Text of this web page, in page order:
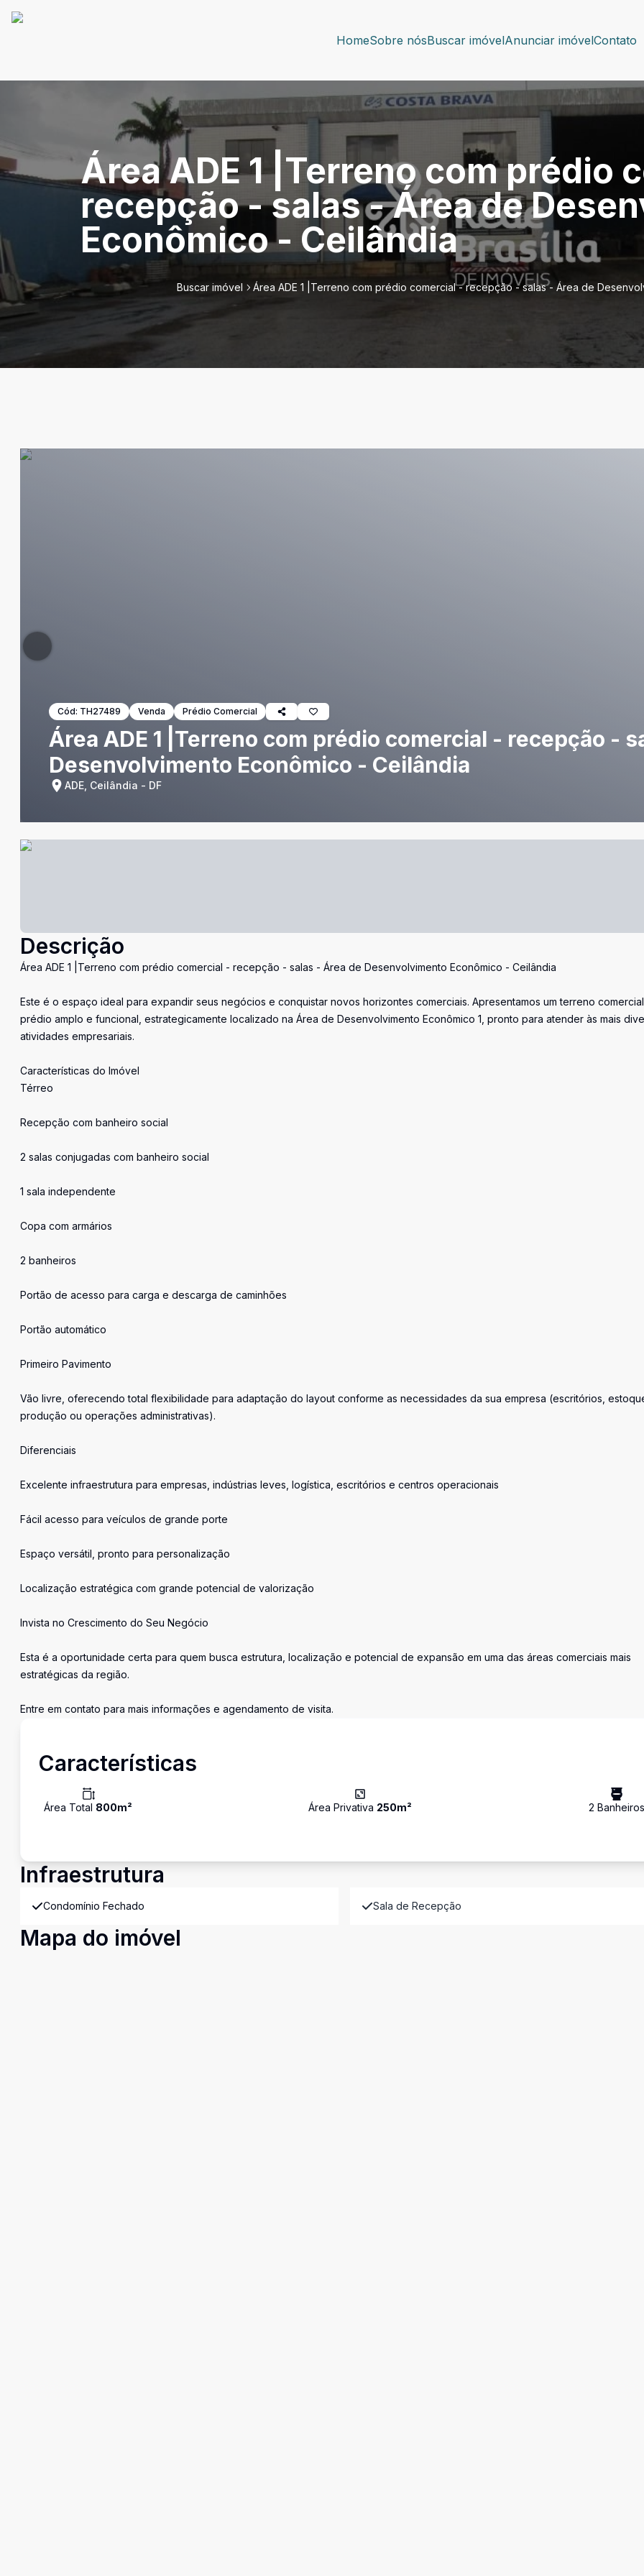
HomeSobre nósBuscar imóvelAnunciar imóvelContato
Área ADE 1 |Terreno com prédio
recepção - salas - Área de
Econômico - Ceilândia
Buscar imóvel Área ADE 1 |Terreno com prédio comercial - recepção - salas - Área de
Cód: TH27489 Venda Prédio Comercial
Área ADE 1 |Terreno com prédio comercial - recepção -
Desenvolvimento Econômico - Ceilândia
ADE, Ceilândia - DF
Descrição
Área ADE 1 |Terreno com prédio comercial - recepção - salas - Área de Desenvolvimento Econômico - Ceilândia
Este é o espaço ideal para expandir seus negócios e conquistar novos horizontes comerciais. Apresentamos um terreno
prédio amplo e funcional, estrategicamente localizado na Área de Desenvolvimento Econômico 1, pronto para atender às mais
atividades empresariais.
Características do Imóvel
Térreo
Recepção com banheiro social
2 salas conjugadas com banheiro social
1 sala independente
Copa com armários
2 banheiros
Portão de acesso para carga e descarga de caminhões
Portão automático
Primeiro Pavimento
Vão livre, oferecendo total flexibilidade para adaptação do layout conforme as necessidades da sua empresa (escritórios,
produção ou operações administrativas).
Diferenciais
Excelente infraestrutura para empresas, indústrias leves, logística, escritórios e centros operacionais
Fácil acesso para veículos de grande porte
Espaço versátil, pronto para personalização
Localização estratégica com grande potencial de valorização
Invista no Crescimento do Seu Negócio
Esta é a oportunidade certa para quem busca estrutura, localização e potencial de expansão em uma das áreas comerciais mais
estratégicas da região.
Entre em contato para mais informações e agendamento de visita.
Características
Área Total 800m² Área Privativa 250m² 2 Banheiros
Infraestrutura
Condomínio Fechado Sala de Recepção
Mapa do imóvel